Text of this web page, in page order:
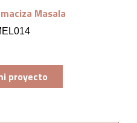
Masala
proyecto